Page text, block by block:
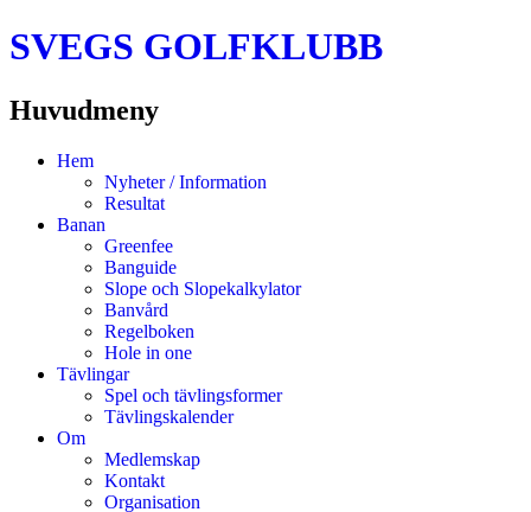
SVEGS GOLFKLUBB
Huvudmeny
HoppaHem
Nyheter / Information
Resultat
Banan
Greenfee
Banguide
Slope och Slopekalkylator
Banvård
Regelboken
Hole in one
Tävlingar
Spel och tävlingsformer
Tävlingskalender
Om
Medlemskap
Kontakt
Organisation